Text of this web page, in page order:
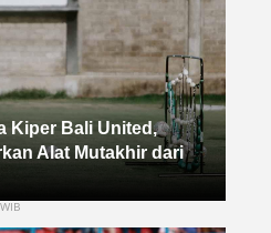
Kiper Bali United,
Alat Mutakhir dari